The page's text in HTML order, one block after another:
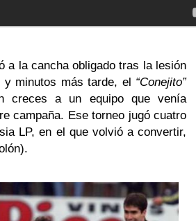
a la cancha obligado tras la lesión
y minutos más tarde, el “Conejito”
creces a un equipo que venía
campaña. Ese torneo jugó cuatro
LP, en el que volvió a convertir,